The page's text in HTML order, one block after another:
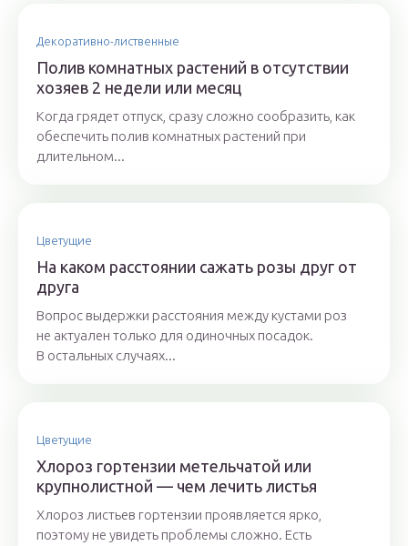
Декоративно-лиственные
Полив комнатных растений в отсутствии
хозяев 2 недели или месяц
Когда грядет отпуск, сразу сложно сообразить, как
обеспечить полив комнатных растений при
длительном...
Цветущие
На каком расстоянии сажать розы друг от
друга
Вопрос выдержки расстояния между кустами роз
не актуален только для одиночных посадок.
В остальных случаях...
Цветущие
Хлороз гортензии метельчатой или
крупнолистной — чем лечить листья
Хлороз листьев гортензии проявляется ярко,
поэтому не увидеть проблемы сложно. Есть